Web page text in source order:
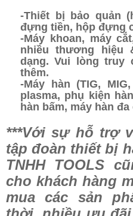
-Thiết bị bảo quản
đựng tiền, hộp đựng
-Máy khoan, máy
nhiều thương hiệu
dạng. Vui lòng truy
thêm.
-Máy hàn (TIG,
plasma, phụ kiện
hàn bấm, máy hàn
***Với sự hỗ trợ
tập đoàn thiết bị
TNHH TOOLS
cho khách hàng
mua các sản